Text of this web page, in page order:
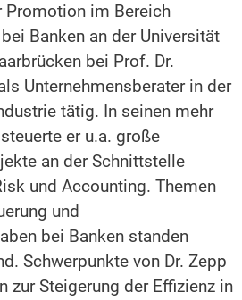
Promotion im Bereich
Banken an der Universität
bei Prof. Dr.
Unternehmensberater in der
tätig. In seinen mehr
er u.a. große
an der Schnittstelle
und Accounting. Themen
und
bei Banken standen
Schwerpunkte von Dr. Zepp
zur Steigerung der Effizienz in